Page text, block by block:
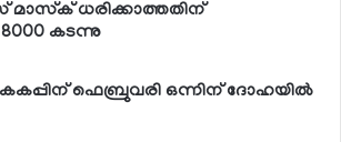
മാസ്‌ക് ധരിക്കാത്തതിന്
8000 കടന്നു
ഫെബ്രുവരി ഒന്നിന് ദോഹയില്‍